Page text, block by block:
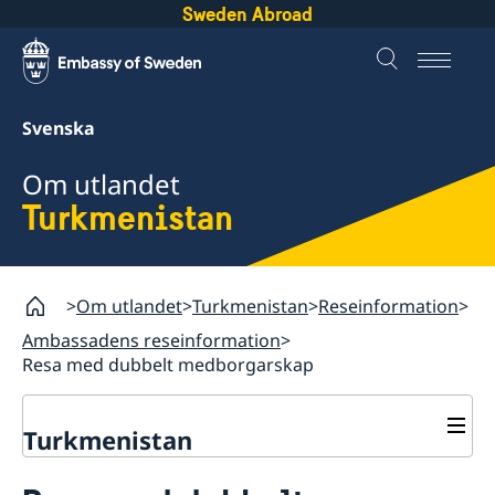
Sweden Abroad
Svenska
Om utlandet
Turkmenistan
Om utlandet Turkmenistan Reseinformation
Ambassadens reseinformation
Resa med dubbelt medborgarskap
Turkmenistan